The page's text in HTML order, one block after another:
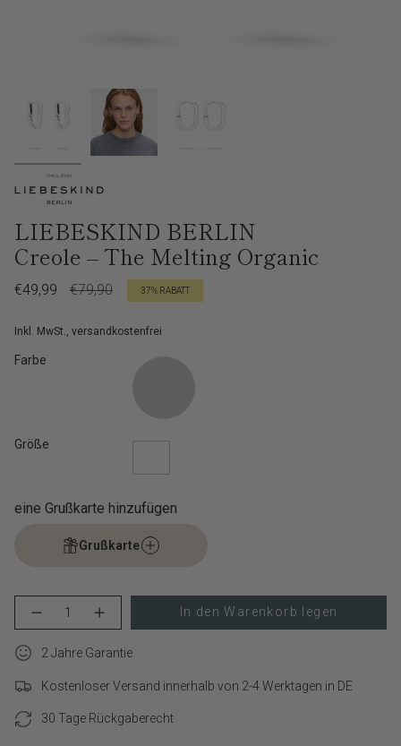
LIEBESKIND BERLIN
Creole – The Melting Organic
Verkaufspreis
€49,99
Regulärer
€79,90 37% RABATT
Inkl. MwSt., versandkostenfrei
Farbe
Größe
eine Grußkarte hinzufügen
Grußkarte
cart\">
quantity
</span>
Menge
für
BERLIN
The
Organic
verringern
Schaltfläche
-
BERLIN
Creole
The
Melting
In den Warenkorb legen
2 Jahre Garantie
Kostenloser Versand innerhalb von 2-4 Werktagen in DE
30 Tage Rückgaberecht